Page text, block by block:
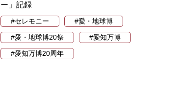
ー」記録
#セレモニー #愛・地球博
#愛・地球博20祭 #愛知万博
#愛知万博20周年